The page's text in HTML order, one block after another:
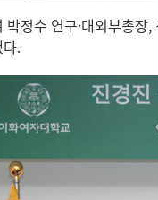
정수 연구·대외부총
.